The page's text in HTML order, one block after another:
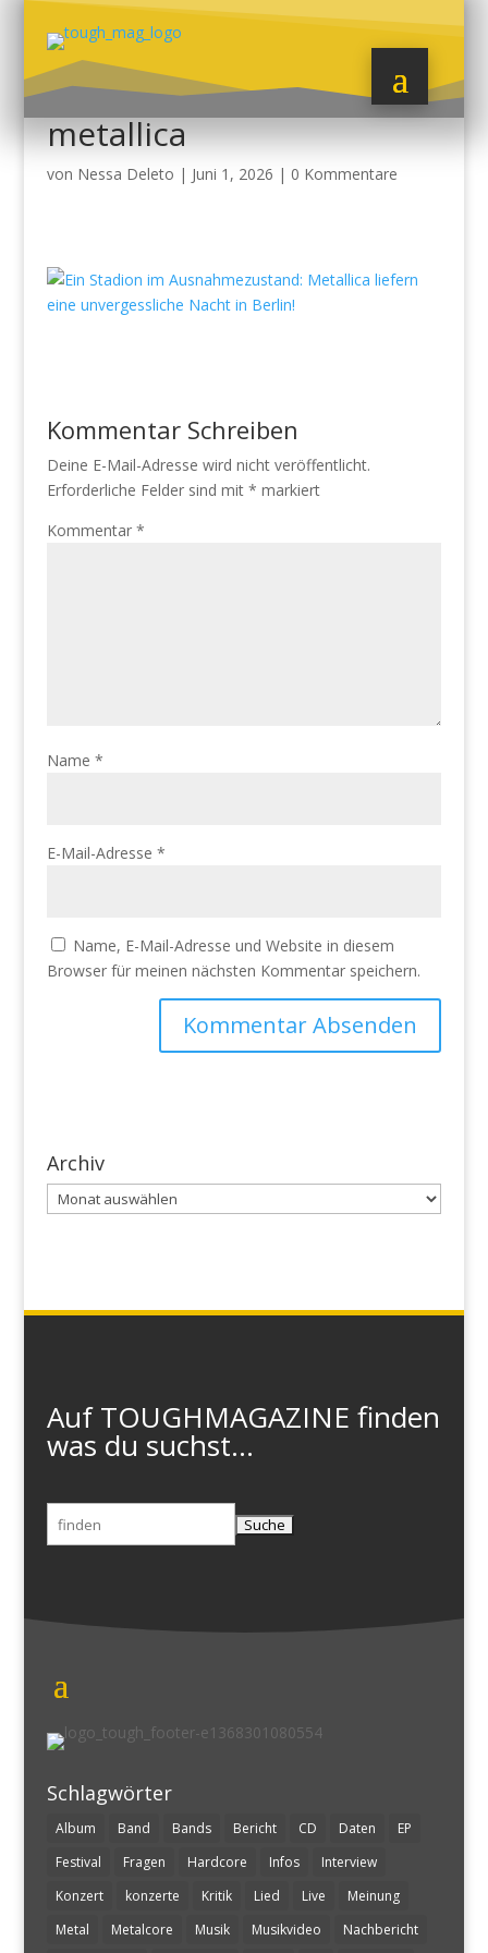
metallica
von Nessa Deleto | Juni 1, 2026 | 0 Kommentare
Kommentar Schreiben
Deine E-Mail-Adresse wird nicht veröffentlicht.
Erforderliche Felder sind mit * markiert
Kommentar *
Name *
E-Mail-Adresse *
Name, E-Mail-Adresse und Website in diesem
Browser für meinen nächsten Kommentar speichern.
Archiv
Archiv
Auf TOUGHMAGAZINE finden
was du suchst...
Suchen
nach:
Schlagwörter
Album Band Bands Bericht CD Daten
EP
Festival
Fragen Hardcore Infos
Interview
Konzert
konzerte Kritik Lied Live
Meinung
Metal
Metalcore Musik Musikvideo Nachbericht